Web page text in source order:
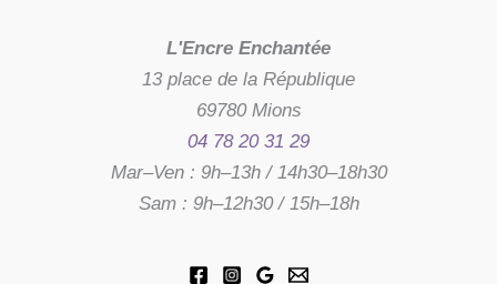
L'Encre Enchantée
13 place de la République
69780 Mions
04 78 20 31 29
Mar–Ven : 9h–13h / 14h30–18h30
Sam : 9h–12h30 / 15h–18h